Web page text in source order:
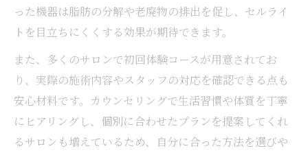
効か
セルライト対策で効果を実感しやすい機器
選び
セルライト除去は保険適用できるのか徹底解説
セルライト除去は保険適用対象になるのか
を確認
セルライト対策と医療保険の関係をやさし
った機器は脂肪の分解や老廃物の排出を促し、セルライ
トを目立ちにくくする効果が期待できます。
また、多くのサロンで初回体験コースが用意されてお
り、実際の施術内容やスタッフの対応を確認できる点も
安心材料です。カウンセリングで生活習慣や体質を丁寧
にヒアリングし、個別に合わせたプランを提案してくれ
るサロンも増えているため、自分に合った方法を選びや